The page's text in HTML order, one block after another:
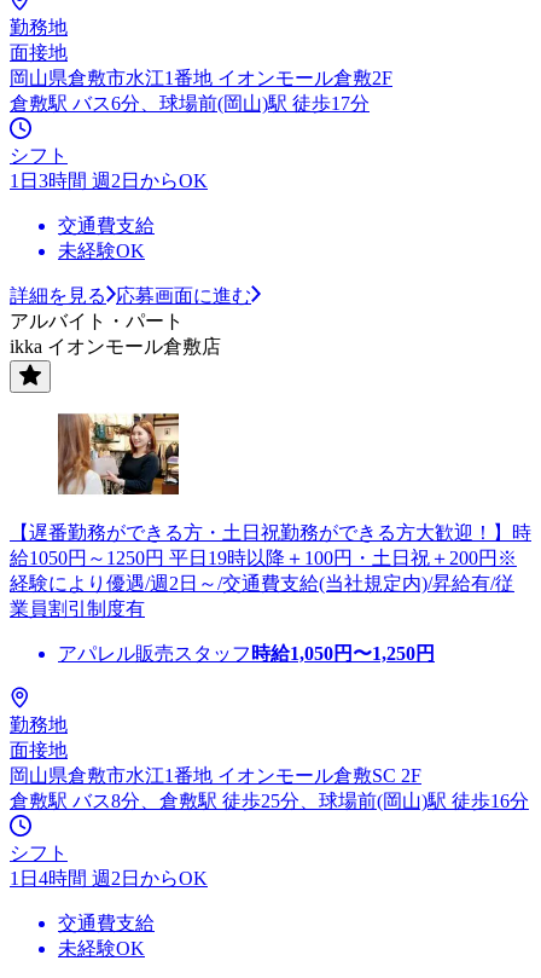
勤務地
面接地
岡山県倉敷市水江1番地 イオンモール倉敷2F
倉敷駅 バス6分、球場前(岡山)駅 徒歩17分
シフト
1日3時間 週2日からOK
交通費支給
未経験OK
詳細を見る
応募画面に進む
アルバイト・パート
ikka イオンモール倉敷店
【遅番勤務ができる方・土日祝勤務ができる方大歓迎！】時
給1050円～1250円 平日19時以降＋100円・土日祝＋200円※
経験により優遇/週2日～/交通費支給(当社規定内)/昇給有/従
業員割引制度有
アパレル販売スタッフ 時給1,050円〜1,250円
勤務地
面接地
岡山県倉敷市水江1番地 イオンモール倉敷SC 2F
倉敷駅 バス8分、倉敷駅 徒歩25分、球場前(岡山)駅 徒歩16分
シフト
1日4時間 週2日からOK
交通費支給
未経験OK